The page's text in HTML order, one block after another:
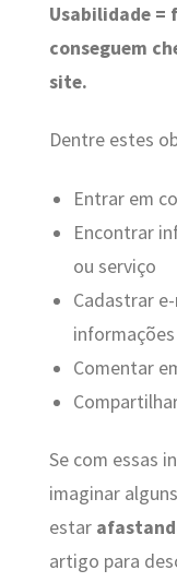
Usabilidade =
conseguem
site.
Dentre estes
Entrar em
Encontrar
ou serviço
Cadastrar
Comentar
Se com essas
imaginar
estar
artigo para